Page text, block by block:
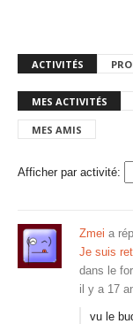
ACTIVITÉS
MES ACTIVITÉS
MES AMIS
Afficher par activité:
Zmei a
Je suis
dans le
il y a 17
vu le